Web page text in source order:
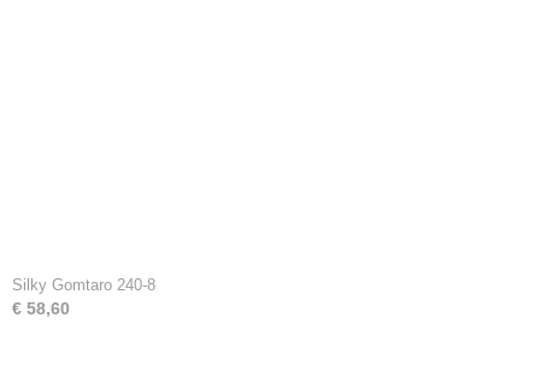
Silky Gomtaro 240-8
€ 58,60